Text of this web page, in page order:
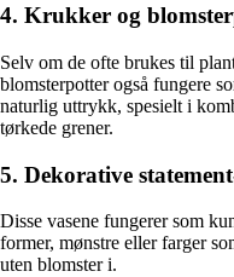
4. Krukker og
Selv om de ofte brukes til
blomsterpotter også fungere
naturlig uttrykk, spesielt i
tørkede grener.
5. Dekorative
Disse vasene fungerer som
former, mønstre eller farger
uten blomster i.